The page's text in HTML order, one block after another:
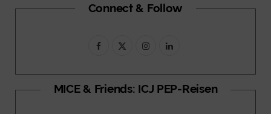
Connect & Follow
F
c
T
I
s
L
n
MICE & Friends: ICJ PEP-Reisen